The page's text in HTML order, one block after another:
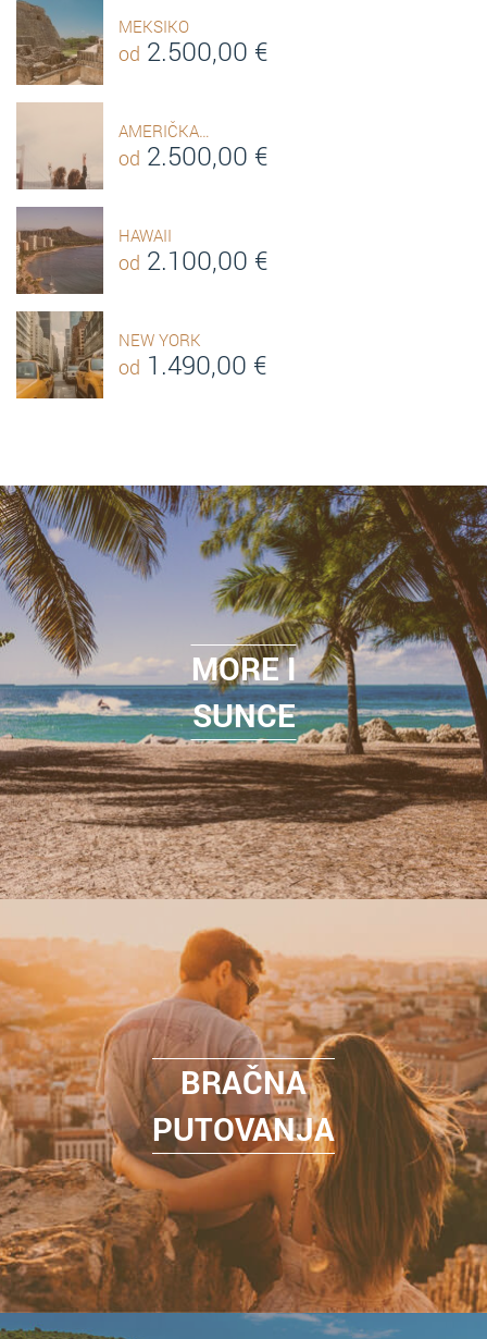
MEKSIKO
od 2.500,00 €
AMERIČKA…
od 2.500,00 €
HAWAII
od 2.100,00 €
NEW YORK
od 1.490,00 €
MORE I
SUNCE
BRAČNA
PUTOVANJA